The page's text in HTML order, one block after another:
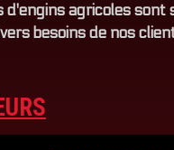
d'engins agricoles sont
besoins de nos